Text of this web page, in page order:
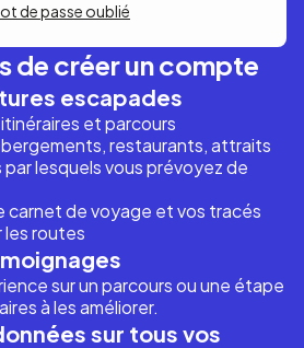
de passe oublié
de créer un compte
escapades
et parcours
restaurants, attraits
lesquels vous prévoyez de
carnet de voyage et vos tracés
les routes
sur un parcours ou une étape
à les améliorer.
sur tous vos